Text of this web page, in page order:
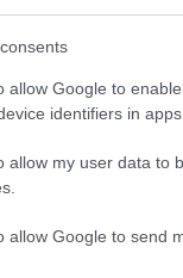
allow Google to
identifiers in apps.
allow my user data to
allow Google to send
i tuoi
+39 345 356
news daGoogle